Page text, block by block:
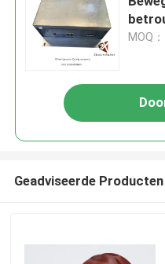
MOQ
Geadviseerde Producten